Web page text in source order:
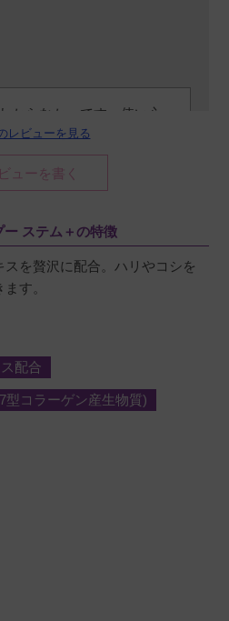
からなかっです。使い心
の感じでした。
レビューを見る
ューを書く
ステム＋の特徴
を贅沢に配合。ハリやコシを
す。
配合
型コラーゲン産生物質)